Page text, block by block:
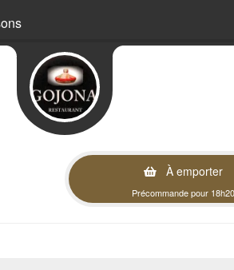
À emporter
Précommande pour 18h20